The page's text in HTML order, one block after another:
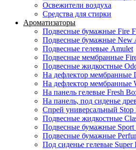
Освежители воздуха
Средства для стирки
Ароматизаторы
Подвесные бумажные Fire
Подвесные бумажные New
Подвесные гелевые Amulet
Подвесные мембранные
Подвесные жидкостные
На дефлектор мембранные
На дефлектор мембранные
На панель гелевые Fresh
На панель, под сиденье
Спрей универсальный Stop
Подвесные жидкостные
Подвесные бумажные Sport
Подвесные бумажные
Под сиденье гелевые Super